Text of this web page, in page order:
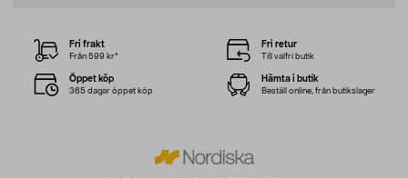
Fri frakt
Från 599 kr*
Fri retur
Till valfri butik
Öppet köp
365 dagar öppet köp
Hämta i butik
Beställ online, från butikslager